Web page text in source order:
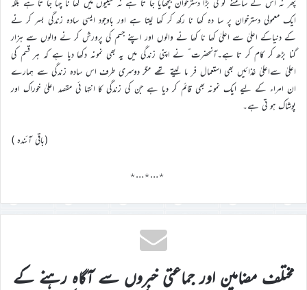
ایک معمولی دسترخوان پر سا دہ کھا نا رکھ کر کھا لیتا ہے اور باوجود ایسی سادہ زندگی بسر کر نے
کے دنیاکے اعلیٰ سے اعلیٰ کھا نا کھا نے والوں اور اپنے جسم کی پرورش کر نے والوں سے ہزار
گنا بڑھ کر کام کر تا ہے۔آنحضرت ؐ نے اپنی زندگی میں یہ بھی نمونہ دکھا دیا ہے کہ ہر قسم کی
اعلیٰ سےاعلیٰ غذائیں بھی استعمال فر ما لیتے تھے مگر دوسری طرف اس سادہ زندگی سے ہمارے
ان امراء کے لیے ایک نمونہ بھی قائم کر دیا ہے جن کی زندگی کا انتہا ئی مقصد اعلیٰ خوراک اور
پوشاک ہو تی ہے۔
(باقی آئندہ )
٭…٭…٭
مختلف مضامین اور جماعتی خبروں سے آگاہ رہنے کے